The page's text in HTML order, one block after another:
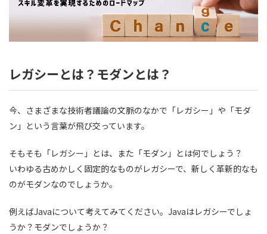
レガシーとは？モダンとは？
今、さまざまな技術者議論の文脈のなかで「レガシー」や「モダ
ン」という言葉が飛び交っています。
そもそも「レガシー」とは、また「モダン」とは何でしょう？
いわゆる古めかしく固定的なものがレガシーで、新しく革新的なも
のがモダンなのでしょうか。
例えばJavaについて考えてみてください。Javaはレガシーでしょ
うか？モダンでしょうか？